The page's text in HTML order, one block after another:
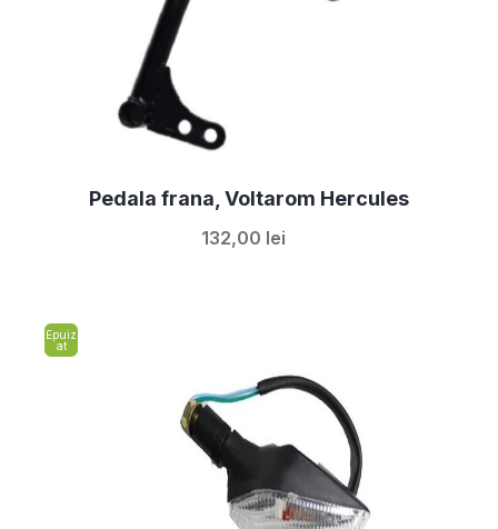
Pedala frana, Voltarom Hercules
132,00 lei
Epuiz
at